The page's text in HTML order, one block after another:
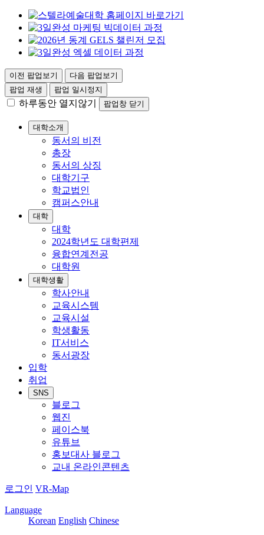
이전 팝업보기
다음 팝업보기
팝업 재생
팝업 일시정지
하루동안 열지않기 팝업창 닫기
대학소개
동서의 비전
총장
동서의 상징
대학기구
학교법인
캠퍼스안내
대학
대학
2024학년도 대학편제
융합연계전공
대학원
대학생활
학사안내
교육시스템
교육시설
학생활동
IT서비스
동서광장
입학
취업
SNS
블로그
웹진
페이스북
유튜브
홍보대사 블로그
교내 온라인콘텐츠
로그인 VR-Map
Language
Korean English Chinese